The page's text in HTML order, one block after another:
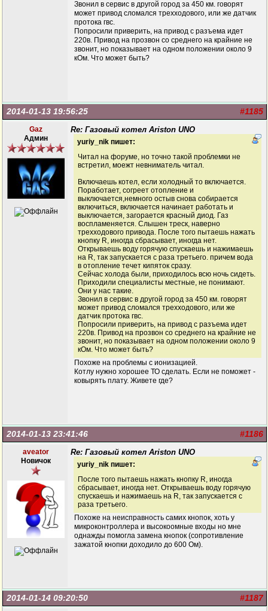
Звонил в сервис в другой город за 450 км. говорят
может привод сломался трехходового, или же датчик
протока гвс.
Попросили приверить, на привод с разъема идет
220в. Привод на прозвон со среднего на крайние не
звонит, но показывает на одном положении около 9
кОм. Что может быть?
#1185
2014-01-13 19:56:25
Gaz
Админ
Re: Газовый котел Ariston UNO
yuriy_nik пишет:
Читал на форуме, но точно такой проблемки не
встретил, моежт невниматель читал.
Включаешь котел, если холодный то включается.
Поработает, согреет отопление и
выключается,немного остыв снова собирается
включиться, включается начинает работать и
выключается, загорается красный диод. Газ
воспламеняется. Слышен треск, наверно
трехходового привода. После того пытаешь нажать
кнопку R, иногда сбрасывает, иногда нет.
Открываешь воду горячую спускаешь и нажимаешь
на R, так запускается с раза третьего. причем вода
в отопление течет кипяток сразу.
Сейчас холода были, приходилось всю ночь сидеть.
Приходили специалисты местные, не понимают.
Они у нас такие.
Звонил в сервис в другой город за 450 км. говорят
может привод сломался трехходового, или же
датчик протока гвс.
Попросили приверить, на привод с разъема идет
220в. Привод на прозвон со среднего на крайние не
звонит, но показывает на одном положении около 9
кОм. Что может быть?
Похоже на проблемы с ионизацией.
Котлу нужно хорошее ТО сделать. Если не поможет -
ковырять плату. Живете где?
#1186
2014-01-13 23:41:46
aveator
Новичок
Re: Газовый котел Ariston UNO
yuriy_nik пишет:
После того пытаешь нажать кнопку R, иногда
сбрасывает, иногда нет. Открываешь воду горячую
спускаешь и нажимаешь на R, так запускается с
раза третьего.
Похоже на неисправность самих кнопок, хоть у
микроконтроллера и высокоомные входы но мне
однажды помогла замена кнопок (сопротивление
зажатой кнопки доходило до 600 Ом).
#1187
2014-01-14 09:20:50